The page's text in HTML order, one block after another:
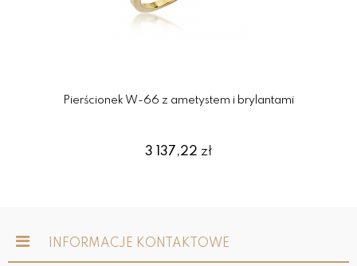
Pierścionek W-66 z ametystem i brylantami
3 137,22 zł
INFORMACJE KONTAKTOWE